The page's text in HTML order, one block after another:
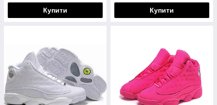
Купити Купити